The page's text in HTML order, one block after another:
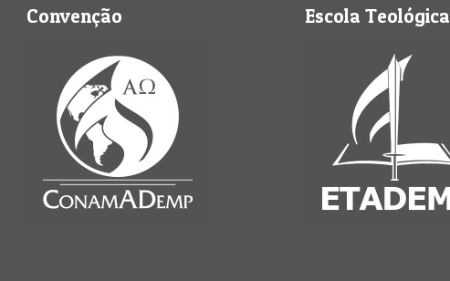
Convenção Escola Teológica